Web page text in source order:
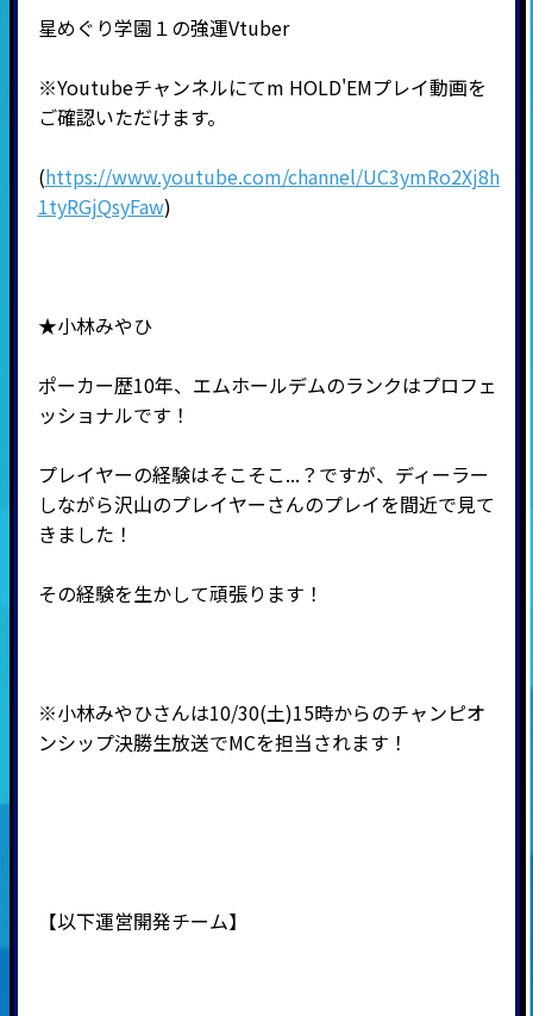
星めぐり学園１の強運Vtuber
※Youtubeチャンネルにてm HOLD'EMプレイ動画を
ご確認いただけます。
(https://www.youtube.com/channel/UC3ymRo2Xj8h
1tyRGjQsyFaw)
★小林みやひ
ポーカー歴10年、エムホールデムのランクはプロフェ
ッショナルです！
プレイヤーの経験はそこそこ...？ですが、ディーラー
しながら沢山のプレイヤーさんのプレイを間近で見て
きました！
その経験を生かして頑張ります！
※小林みやひさんは10/30(土)15時からのチャンピオ
ンシップ決勝生放送でMCを担当されます！
【以下運営開発チーム】